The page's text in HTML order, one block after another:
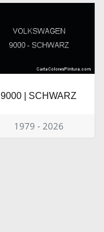
9000 | SCHWARZ
1979 - 2026